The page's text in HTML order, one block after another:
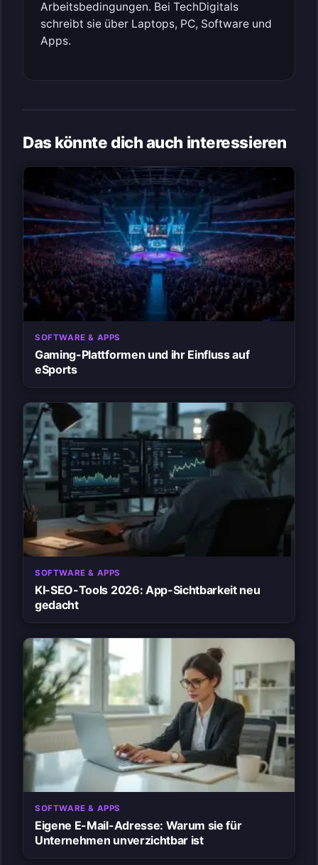
Arbeitsbedingungen. Bei TechDigitals
schreibt sie über Laptops, PC, Software und
Apps.
Das könnte dich auch interessieren
SOFTWARE & APPS
Gaming-Plattformen und ihr Einfluss auf
eSports
SOFTWARE & APPS
KI-SEO-Tools 2026: App-Sichtbarkeit neu
gedacht
SOFTWARE & APPS
Eigene E-Mail-Adresse: Warum sie für
Unternehmen unverzichtbar ist